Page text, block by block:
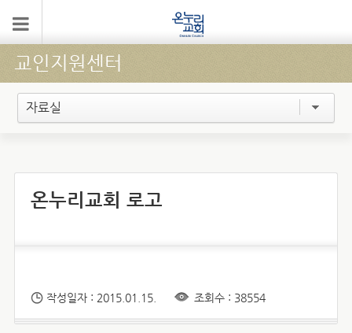
교인지원센터
자료실
온누리교회 로고
작성일자 : 2015.01.15. 조회수 : 38554